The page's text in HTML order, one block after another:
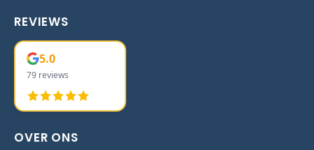
REVIEWS
5.0
79 reviews
OVER ONS